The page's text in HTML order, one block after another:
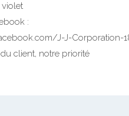
:
J-J-Corporation-
client, notre priorité